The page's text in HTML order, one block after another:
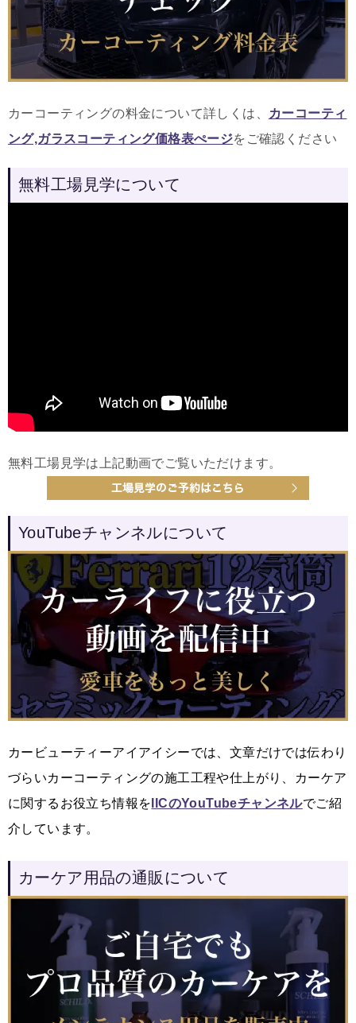
カーコーティングの料金について詳しくは、
カーコーティ
ング,ガラスコーティング価格表ぺージをご確認ください
無料工場見学について
無料工場見学は上記動画でご覧いただけます。
YouTubeチャンネルについて
カービューティーアイアイシーでは、文章だけでは伝わり
づらいカーコーティングの施工工程や仕上がり、カーケア
に関するお役立ち情報を IICのYouTubeチャンネルでご紹
介しています。
カーケア用品の通販について